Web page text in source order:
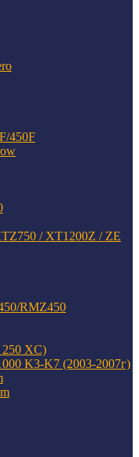
450F
/ XT1200Z / ZE
RMZ450
250 XC)
K3-K7 (2003-2007г)